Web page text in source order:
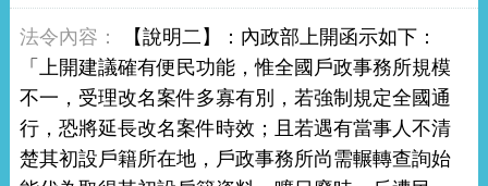
【說明二】：內政部上開函示如下：
「上開建議確有便民功能，惟全國戶政事務所規模
不一，受理改名案件多寡有別，若強制規定全國通
行，恐將延長改名案件時效；且若遇有當事人不清
楚其初設戶籍所在地，戶政事務所尚需輾轉查詢始